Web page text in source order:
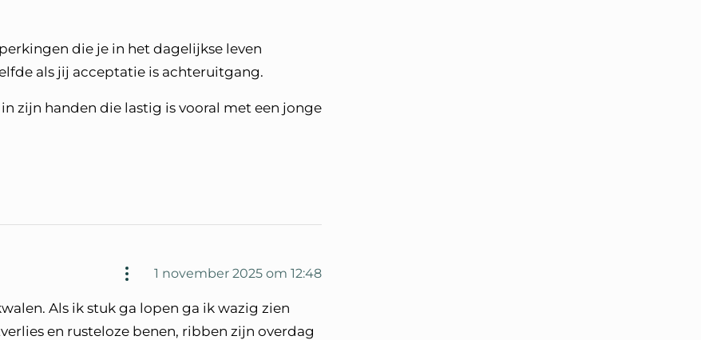
die je in het dagelijkse leven
als jij acceptatie is achteruitgang.
zijn handen die lastig is vooral met een jonge
1 november 2025 om 12:48
Als ik stuk ga lopen ga ik wazig zien
en rusteloze benen, ribben zijn overdag